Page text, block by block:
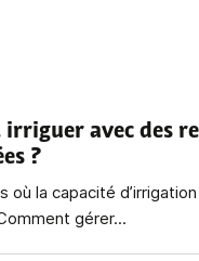
avec des
?
où la capacité
gérer...